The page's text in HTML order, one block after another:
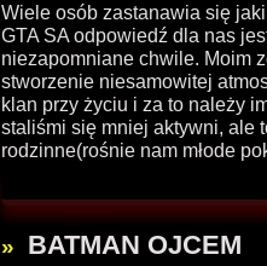
Wiele osób zastanawia się
GTA SA odpowiedź dla nas
niezapomniane chwile. Moim
stworzenie niesamowitej
klan przy życiu i za to należy
staliśmi się mniej aktywni, ale
rodzinne(rośnie nam młode
BATMAN OJCEM